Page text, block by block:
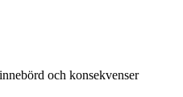
och konsekvenser